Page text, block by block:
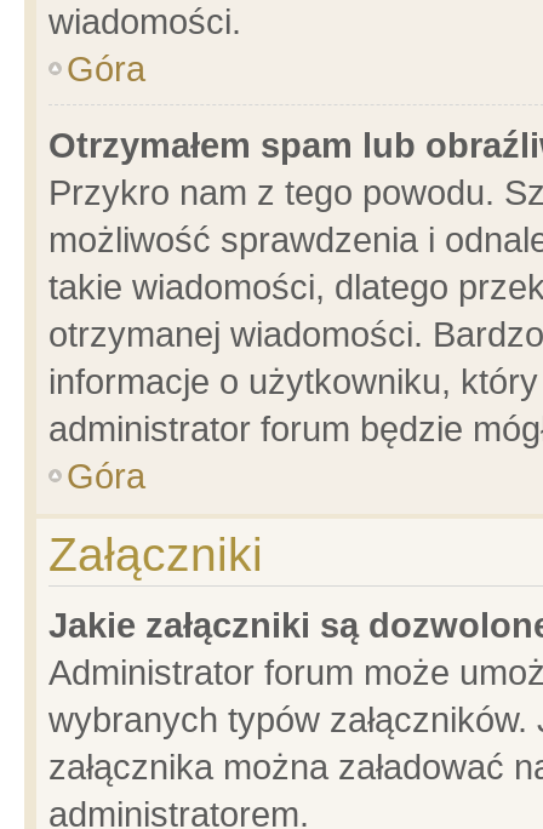
wiadomości.
Góra
Otrzymałem spam lub
Przykro nam z tego powodu.
możliwość sprawdzenia i
takie wiadomości, dlatego
otrzymanej wiadomości.
informacje o użytkowniku,
administrator forum będzie
Góra
Załączniki
Jakie załączniki są
Administrator forum może
wybranych typów
załącznika można załadować
administratorem.